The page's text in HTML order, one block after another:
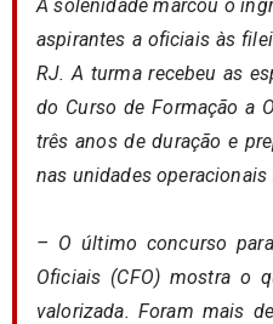
A solenidade marcou o
aspirantes a oficiais às
RJ. A turma recebeu as
do Curso de Formação a
três anos de duração e
nas unidades
– O último concurso
Oficiais (CFO) mostra o
valorizada. Foram mais